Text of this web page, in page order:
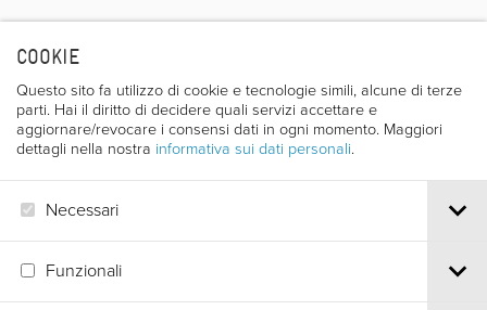
COOKIE
Questo sito fa utilizzo di cookie e tecnologie simili, alcune di terze
parti. Hai il diritto di decidere quali servizi accettare e
aggiornare/revocare i consensi dati in ogni momento. Maggiori
dettagli nella nostra informativa sui dati personali.
Necessari
Funzionali
Regista